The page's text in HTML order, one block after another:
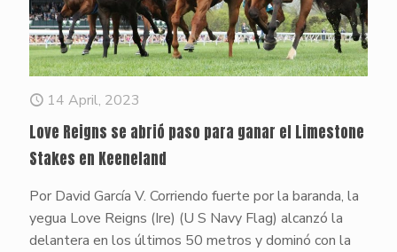
14 April, 2023
Love Reigns se abrió paso para ganar el Limestone
Stakes en Keeneland
Por David García V. Corriendo fuerte por la baranda, la
yegua Love Reigns (Ire) (U S Navy Flag) alcanzó la
delantera en los últimos 50 metros y dominó con la